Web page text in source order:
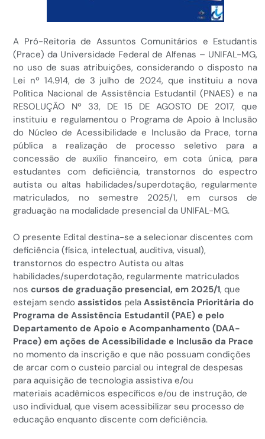
A Pró-Reitoria de Assuntos Comunitários e Estudantis
(Prace) da Universidade Federal de Alfenas – UNIFAL-MG,
no uso de suas atribuições, considerando o disposto na
Lei nº 14.914, de 3 julho de 2024, que instituiu a nova
Política Nacional de Assistência Estudantil (PNAES) e na
RESOLUÇÃO Nº 33, DE 15 DE AGOSTO DE 2017, que
instituiu e regulamentou o Programa de Apoio à Inclusão
do Núcleo de Acessibilidade e Inclusão da Prace, torna
pública a realização de processo seletivo para a
concessão de auxílio financeiro, em cota única, para
estudantes com deficiência, transtornos do espectro
autista ou altas habilidades/superdotação, regularmente
matriculados, no semestre 2025/1, em cursos de
graduação na modalidade presencial da UNIFAL-MG.
O presente Edital destina-se a selecionar discentes com
deficiência (física, intelectual, auditiva, visual),
transtornos do espectro Autista ou altas
habilidades/superdotação, regularmente matriculados
noscursos de graduação presencial, em 2025/1, que
estejam sendoassistidos pelaAssistência Prioritária do
Programa de Assistência Estudantil (PAE) e pelo
Departamento de Apoio e Acompanhamento (DAA-
Prace) em ações de Acessibilidade e Inclusão da Prace
no momento da inscrição e que não possuam condições
de arcar com o custeio parcial ou integral de despesas
para aquisição de tecnologia assistiva e/ou
materiais acadêmicos específicos e/ou de instrução, de
uso individual, que visem acessibilizar seu processo de
educação enquanto discente com deficiência.